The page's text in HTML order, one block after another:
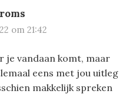
om 21:42
je vandaan komt, maar
eens met jou uitleg
makkelijk spreken